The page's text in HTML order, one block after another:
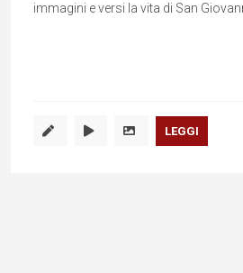
immagini e versi la vita di San
LEGGI